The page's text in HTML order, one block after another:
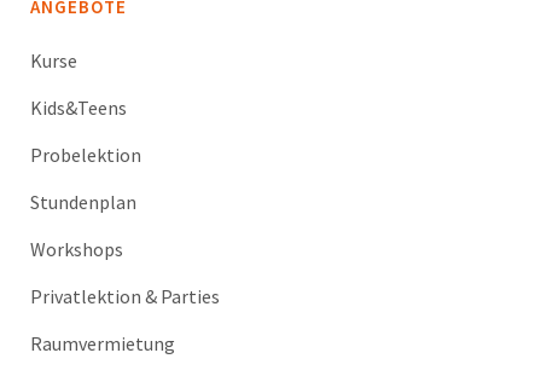
ANGEBOTE
Kurse
Kids&Teens
Probelektion
Stundenplan
Workshops
Privatlektion & Parties
Raumvermietung